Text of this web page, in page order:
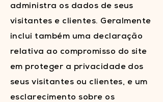
administra os dados de seus
visitantes e clientes. Geralmente
inclui também uma declaração
relativa ao compromisso do site
em proteger a privacidade dos
seus visitantes ou clientes, e um
esclarecimento sobre os